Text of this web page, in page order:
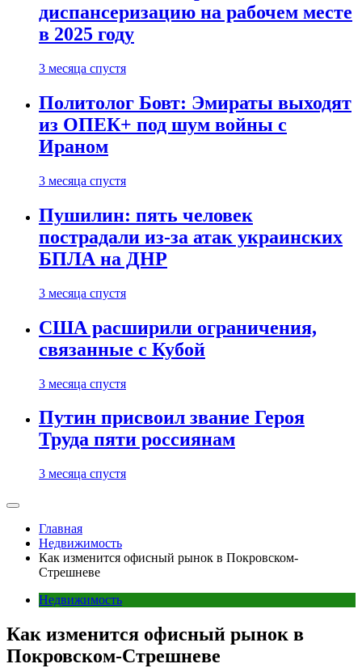
диспансеризацию на рабочем месте
в 2025 году
3 месяца спустя
Политолог Бовт: Эмираты выходят
из ОПЕК+ под шум войны с
Ираном
3 месяца спустя
Пушилин: пять человек
пострадали из-за атак украинских
БПЛА на ДНР
3 месяца спустя
США расширили ограничения,
связанные с Кубой
3 месяца спустя
Путин присвоил звание Героя
Труда пяти россиянам
3 месяца спустя
Главная
Недвижимость
Как изменится офисный рынок в Покровском-
Стрешневе
Недвижимость
Как изменится офисный рынок в
Покровском-Стрешневе